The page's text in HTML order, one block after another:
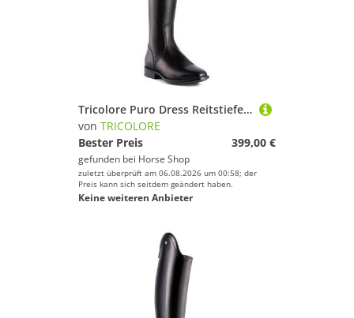
Tricolore Puro Dress Reitstiefel by DeNiro
von TRICOLORE
Bester Preis
399,00 €
gefunden bei Horse Shop
zuletzt überprüft am 06.08.2026 um 00:58; der
Preis kann sich seitdem geändert haben.
Keine weiteren Anbieter